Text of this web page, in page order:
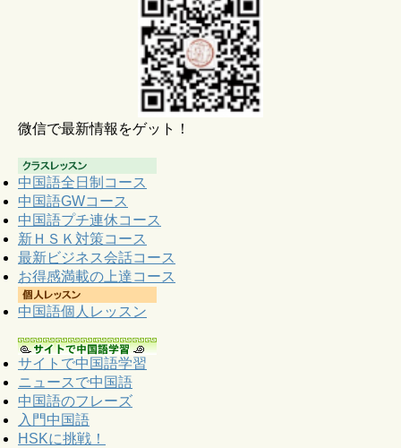
微信で最新情報をゲット！
中国語全日制コース
中国語GWコース
中国語プチ連休コース
新ＨＳＫ対策コース
最新ビジネス会話コース
お得感満載の上達コース
中国語個人レッスン
サイトで中国語学習
ニュースで中国語
中国語のフレーズ
入門中国語
HSKに挑戦！